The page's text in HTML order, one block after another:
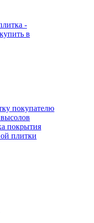
покупателю
покрытия
плитки